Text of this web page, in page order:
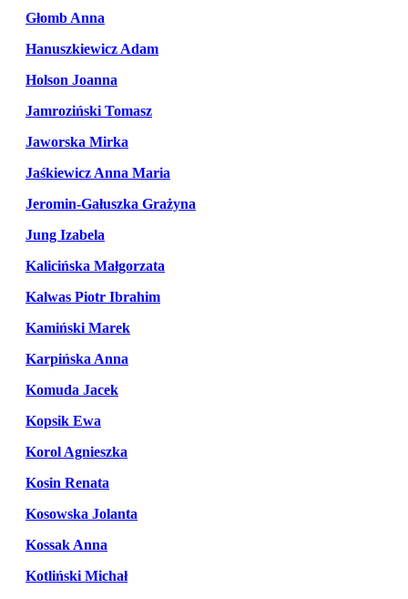
Głomb Anna
Hanuszkiewicz Adam
Holson Joanna
Jamroziński Tomasz
Jaworska Mirka
Jaśkiewicz Anna Maria
Jeromin-Gałuszka Grażyna
Jung Izabela
Kalicińska Małgorzata
Kalwas Piotr Ibrahim
Kamiński Marek
Karpińska Anna
Komuda Jacek
Kopsik Ewa
Korol Agnieszka
Kosin Renata
Kosowska Jolanta
Kossak Anna
Kotliński Michał